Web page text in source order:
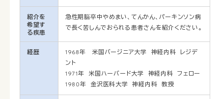
紹介を
希望す
る疾患
急性期脳卒中やめまい、てんかん、パーキンソン病
で長く苦しんでおられる患者さんを紹介ください。
経歴
1968年 米国バージニア大学 神経内科 レジデ
ント
1971年 米国ハーバード大学 神経内科 フェロー
1980年 金沢医科大学 神経内科 教授